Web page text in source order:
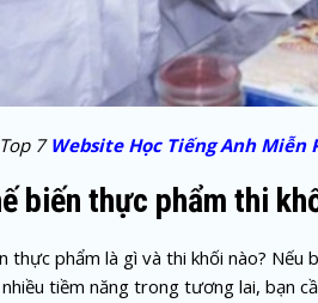
7Website Học Tiếng Anh Miễn
biến thực phẩm thi
thực phẩm là gì và thi khối nào?
tiềm năng trong tương lai, bạn